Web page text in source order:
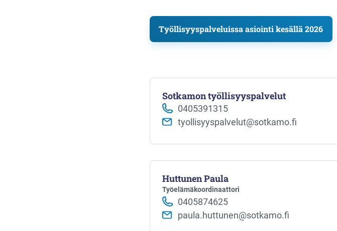
Työllisyyspalveluissa asiointi kesällä 2026
Sotkamon työllisyyspalvelut
0405391315
tyollisyyspalvelut@sotkamo.fi
Huttunen Paula
Työelämäkoordinaattori
0405874625
paula.huttunen@sotkamo.fi